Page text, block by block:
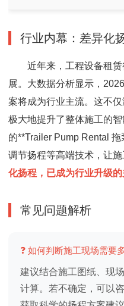
行业内幕：差异化
近年来，工程设备租
展。大数据分析显示，
案将成为行业主流。这不
极大地提升了整体施工的
的**Trailer Pump Rental
调节扬程等高端技术，让施
化扬程，已成为行业升级的
常见问题解析
❓ 如何判断施工现场需要
建议结合施工图纸、现
计算。若不确定，可以